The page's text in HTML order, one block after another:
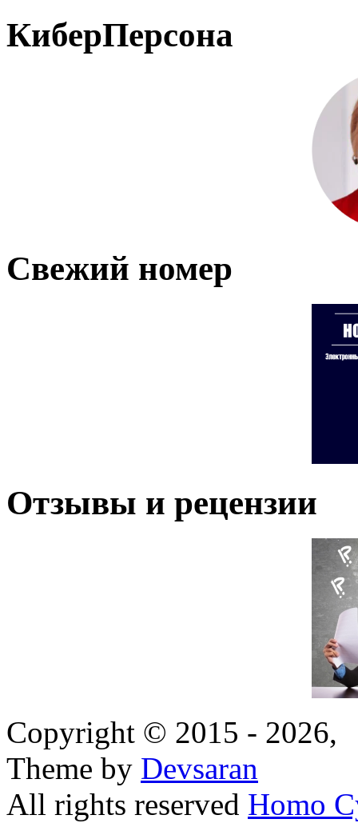
КиберПерсона
Свежий номер
Отзывы и рецензии
Copyright © 2015 - 2026,
Theme by Devsaran
All rights reserved Homo